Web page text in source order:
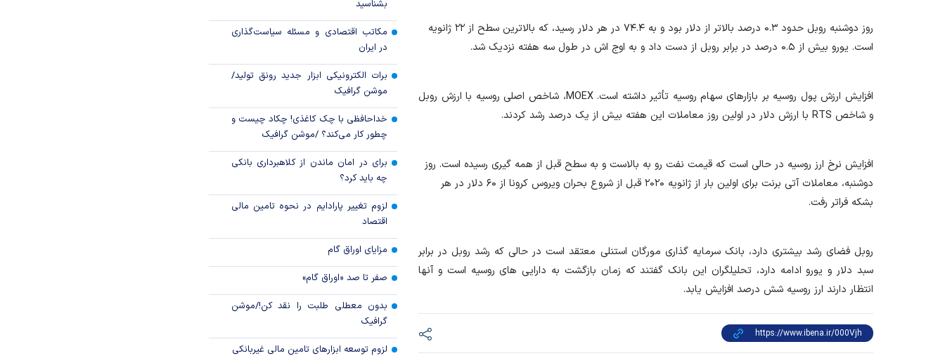
روز دوشنبه روبل حدود ۰.۳ درصد بالاتر از دلار بود و به ۷۴.۴ در هر دلار رسید، که بالاترین سطح از ۲۲ ژانویه
است. یورو بیش از ۰.۵ درصد در برابر روبل از دست داد و به اوج اش در طول سه هفته نزدیک شد.
افزایش ارزش پول روسیه بر بازارهای سهام روسیه تأثیر داشته است.MOEX، شاخص اصلی روسیه با ارزش روبل
و شاخص RTS با ارزش دلار در اولین روز معاملات این هفته بیش از یک درصد رشد کردند.
افزایش نرخ ارز روسیه در حالی است که قیمت نفت رو به بالاست و به سطح قبل از همه گیری رسیده است. روز
دوشنبه، معاملات آتی برنت برای اولین بار از ژانویه ۲۰۲۰ قبل از شروع بحران ویروس کرونا از ۶۰ دلار در هر
بشکه فراتر رفت.
روبل فضای رشد بیشتری دارد، بانک سرمایه گذاری مورگان استنلی معتقد است در حالی که رشد روبل در برابر
سبد دلار و یورو ادامه دارد، تحلیلگران این بانک گفتند که زمان بازگشت به دارایی های روسیه است و آنها
انتظار دارند ارز روسیه شش درصد افزایش یابد.
قیمت دلار و یورو مرکز مبادله ایران؛
امروز پنجشنبه ۱۵ مرداد ۱۴۰۵
سقوط ارزهای صادراتی در سیاهچاله
کارت‌های بازرگانی
بشناسید
مکاتب اقتصادی و مسئله سیاست‌گذاری
در ایران
برات الکترونیکی ابزار جدید رونق تولید/
موشن گرافیک
خداحافظی با چک کاغذی! چکاد چیست و
چطور کار می‌کند؟ /موشن گرافیک
برای در امان ماندن از کلاهبرداری بانکی
چه باید کرد؟
لزوم تغییر پارادایم در نحوه تامین مالی
اقتصاد
مزایای اوراق گام
صفر تا صد «اوراق گام»
بدون معطلی طلبت را نقد کن!/موشن
گرافیک
لزوم توسعه ابزارهای تامین مالی غیربانکی